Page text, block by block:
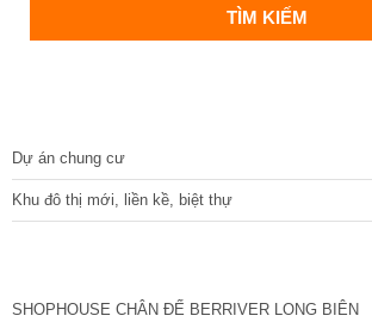
Dự án chung cư
Khu đô thị mới, liền kề, biệt thự
SHOPHOUSE CHÂN ĐẾ BERRIVER LONG BIÊN